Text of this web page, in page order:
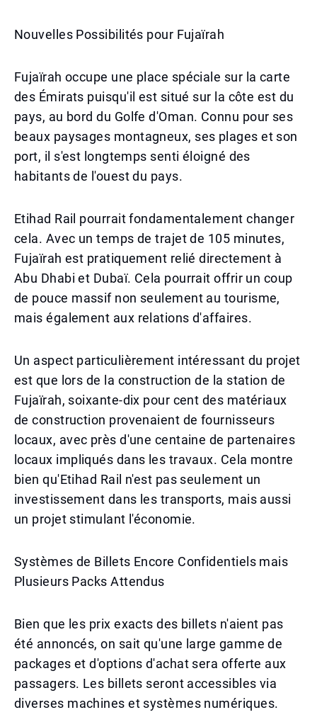
Nouvelles Possibilités pour Fujaïrah
Fujaïrah occupe une place spéciale sur la carte
des Émirats puisqu'il est situé sur la côte est du
pays, au bord du Golfe d'Oman. Connu pour ses
beaux paysages montagneux, ses plages et son
port, il s'est longtemps senti éloigné des
habitants de l'ouest du pays.
Etihad Rail pourrait fondamentalement changer
cela. Avec un temps de trajet de 105 minutes,
Fujaïrah est pratiquement relié directement à
Abu Dhabi et Dubaï. Cela pourrait offrir un coup
de pouce massif non seulement au tourisme,
mais également aux relations d'affaires.
Un aspect particulièrement intéressant du projet
est que lors de la construction de la station de
Fujaïrah, soixante-dix pour cent des matériaux
de construction provenaient de fournisseurs
locaux, avec près d'une centaine de partenaires
locaux impliqués dans les travaux. Cela montre
bien qu'Etihad Rail n'est pas seulement un
investissement dans les transports, mais aussi
un projet stimulant l'économie.
Systèmes de Billets Encore Confidentiels mais
Plusieurs Packs Attendus
Bien que les prix exacts des billets n'aient pas
été annoncés, on sait qu'une large gamme de
packages et d'options d'achat sera offerte aux
passagers. Les billets seront accessibles via
diverses machines et systèmes numériques.